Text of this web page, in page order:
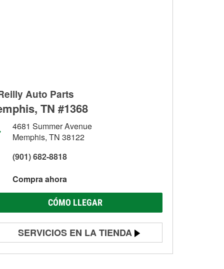
Auto Parts
TN #1368
4681 Summer Avenue
Memphis, TN 38122
(901) 682-8818
Compra ahora
CÓMO LLEGAR
SERVICIOS EN LA TIENDA
Prueba de batería